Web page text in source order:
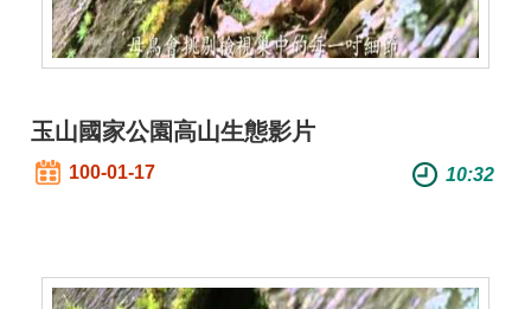
玉山國家公園高山生態影片
100-01-17 10:32